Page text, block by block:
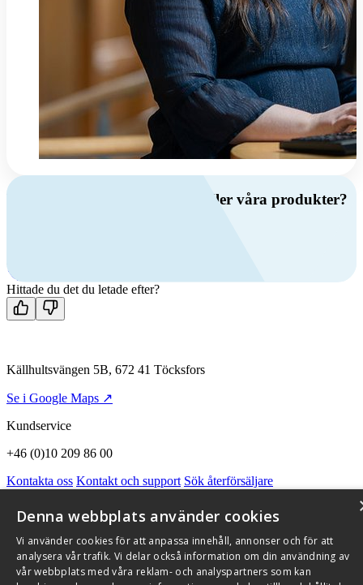
Har du frågor om ventilation eller våra produkter?
Kontakta oss
Hittade du det du letade efter?
Källhultsvängen 5B, 672 41 Töcksfors
Se i Google Maps ↗
Kundservice
+46 (0)10 209 86 00
Kontakta oss Kontakt och support Sök återförsäljare
Om Flexit
Aktuellt Miljö och kvalitetssäkring Alarmkoder
Qnister Visselblåsningsfunktion
© 2026 Flexit AB. Alla rättigheter förbehållna
Aktuellt Miljö och kvalitetssäkring
Denna webbplats använder cookies
Vi använder cookies för att anpassa innehåll, annonser och för att
analysera vår trafik. Vi delar också information om din användning av
vår webbplats med våra reklam- och analyspartners som kan